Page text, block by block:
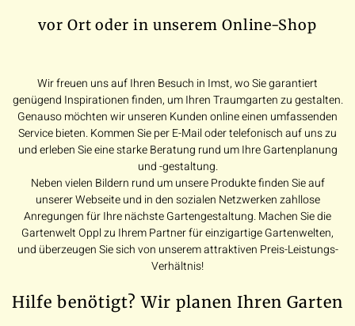
vor Ort oder in unserem Online-Shop
Wir freuen uns auf Ihren Besuch in Imst, wo Sie garantiert
genügend Inspirationen finden, um Ihren Traumgarten zu gestalten.
Genauso möchten wir unseren Kunden online einen umfassenden
Service bieten. Kommen Sie per E-Mail oder telefonisch auf uns zu
und erleben Sie eine starke Beratung rund um Ihre Gartenplanung
und -gestaltung.
Neben vielen Bildern rund um unsere Produkte finden Sie auf
unserer Webseite und in den sozialen Netzwerken zahllose
Anregungen für Ihre nächste Gartengestaltung. Machen Sie die
Gartenwelt Oppl zu Ihrem Partner für einzigartige Gartenwelten,
und überzeugen Sie sich von unserem attraktiven Preis-Leistungs-
Verhältnis!
Hilfe benötigt? Wir planen Ihren Garten